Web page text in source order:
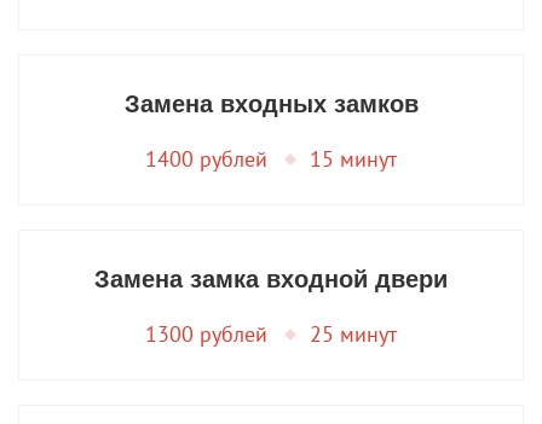
Замена входных замков
1400 рублей 15 минут
Замена замка входной двери
1300 рублей 25 минут